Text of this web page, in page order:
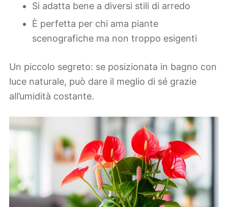
Si adatta bene a diversi stili di arredo
È perfetta per chi ama piante
scenografiche ma non troppo esigenti
Un piccolo segreto: se posizionata in bagno con
luce naturale, può dare il meglio di sé grazie
all’umidità costante.